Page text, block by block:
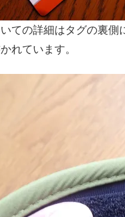
ての詳細はタグの裏
れています。